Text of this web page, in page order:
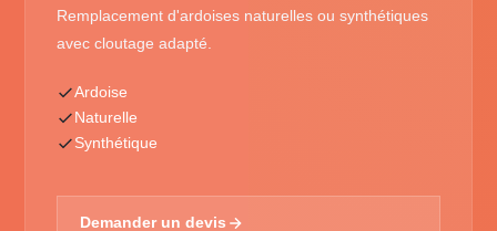
Remplacement d'ardoises naturelles ou synthétiques
avec cloutage adapté.
Ardoise
Naturelle
Synthétique
Demander un devis